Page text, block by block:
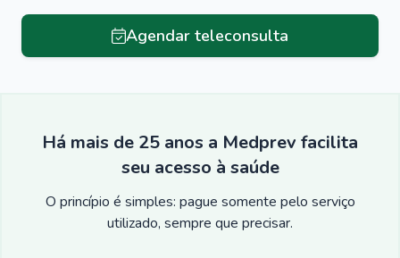
Agendar teleconsulta
Há mais de 25 anos a Medprev facilita
seu acesso à saúde
O princípio é simples: pague somente pelo serviço
utilizado, sempre que precisar.